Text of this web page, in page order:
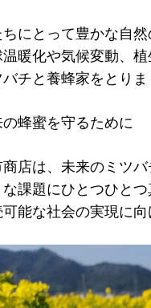
にとって豊かな自
暖化や気候変動、
チと養蜂家をとり
蜂蜜を守るために
店は、未来のミツ
課題にひとつひと
能な社会の実現に